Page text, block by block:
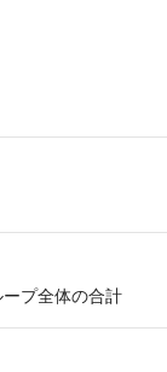
プ全体の合計